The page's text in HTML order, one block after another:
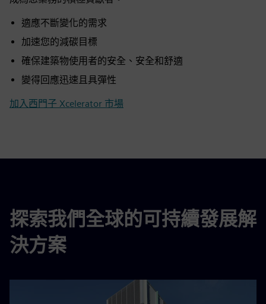
適應不斷變化的需求
加速您的減碳目標
確保建築物使用者的安全、安全和舒適
變得回應迅速且具彈性
加入西門子 Xcelerator 市場
探索我們全球的可持續發展解
決方案